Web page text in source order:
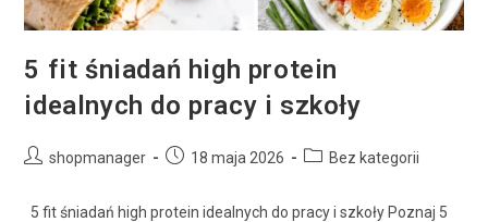
5 fit śniadań high protein
idealnych do pracy i szkoły
shopmanager 18 maja 2026 Bez kategorii
5 fit śniadań high protein idealnych do pracy i szkoły Poznaj 5